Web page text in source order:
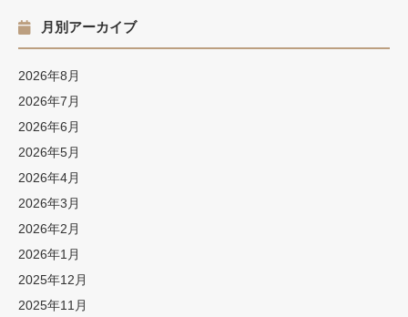
月別アーカイブ
2026年8月
2026年7月
2026年6月
2026年5月
2026年4月
2026年3月
2026年2月
2026年1月
2025年12月
2025年11月